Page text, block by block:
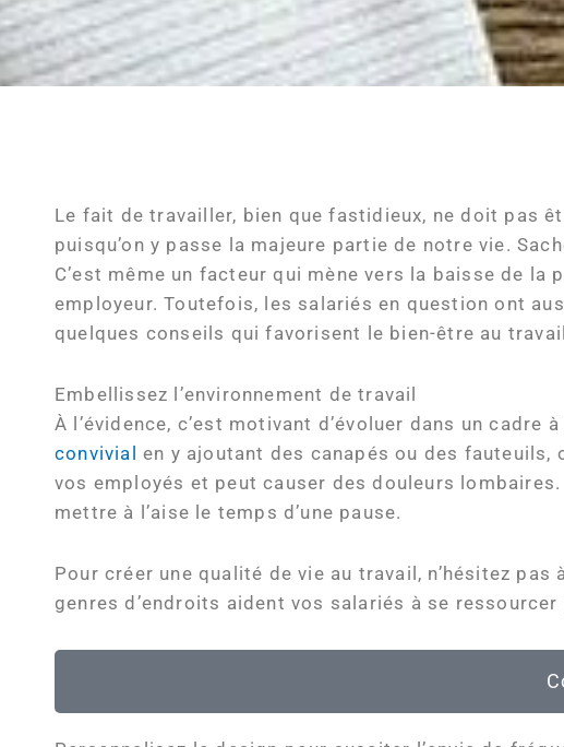
Le fait de travailler, bien que fastidieux, ne doit pas
puisqu’on y passe la majeure partie de notre vie.
C’est même un facteur qui mène vers la baisse de
employeur. Toutefois, les salariés en question ont
quelques conseils qui favorisent le bien-être au
Embellissez l’environnement de travail
À l’évidence, c’est motivant d’évoluer dans un
convivial
en y ajoutant des canapés ou des
vos employés et peut causer des douleurs
mettre à l’aise le temps d’une pause.
Pour créer une qualité de vie au travail, n’hésitez
genres d’endroits aident vos salariés à se